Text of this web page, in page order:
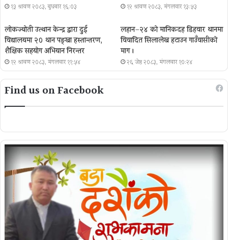
१३ श्रावण २०८३, बुधबार १६:०३ १२ श्रावण २०८३, मंगलवार १३:५३
लोकज्योती उत्थान केन्द्र द्वारा दुई
विद्यालयमा २० थान पङ्खा हस्तान्तरण,
शैक्षिक सहयोग अभियान निरन्तर
१२ श्रावण २०८३, मंगलवार ११:५४
लहान–२४ को मानिकदह डिहवार थानमा
विवादित सिलालेख हटाउन गाउँवासीको
माग ।
२६ जेष्ठ २०८३, मंगलवार १०:२४
Find us on Facebook